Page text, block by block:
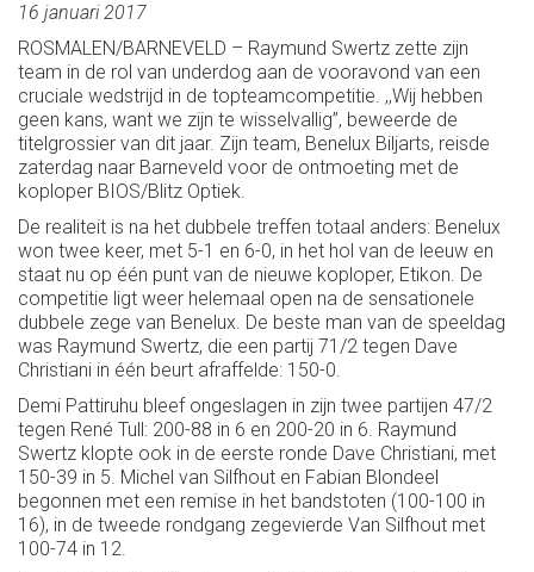
16 januari 2017
ROSMALEN/BARNEVELD – Raymund Swertz zette zijn
team in de rol van underdog aan de vooravond van een
cruciale wedstrijd in de topteamcompetitie. ,,Wij hebben
geen kans, want we zijn te wisselvallig’’, beweerde de
titelgrossier van dit jaar. Zijn team, Benelux Biljarts, reisde
zaterdag naar Barneveld voor de ontmoeting met de
koploper BIOS/Blitz Optiek.
De realiteit is na het dubbele treffen totaal anders: Benelux
won twee keer, met 5-1 en 6-0, in het hol van de leeuw en
staat nu op één punt van de nieuwe koploper, Etikon. De
competitie ligt weer helemaal open na de sensationele
dubbele zege van Benelux. De beste man van de speeldag
was Raymund Swertz, die een partij 71/2 tegen Dave
Christiani in één beurt afraffelde: 150-0.
Demi Pattiruhu bleef ongeslagen in zijn twee partijen 47/2
tegen René Tull: 200-88 in 6 en 200-20 in 6. Raymund
Swertz klopte ook in de eerste ronde Dave Christiani, met
150-39 in 5. Michel van Silfhout en Fabian Blondeel
begonnen met een remise in het bandstoten (100-100 in
16), in de tweede rondgang zegevierde Van Silfhout met
100-74 in 12.